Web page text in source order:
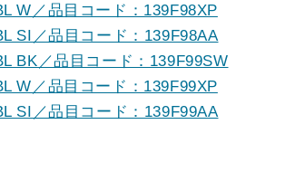
W／品目コード：139F98XP
SI／品目コード：139F98AA
BK／品目コード：139F99SW
W／品目コード：139F99XP
SI／品目コード：139F99AA